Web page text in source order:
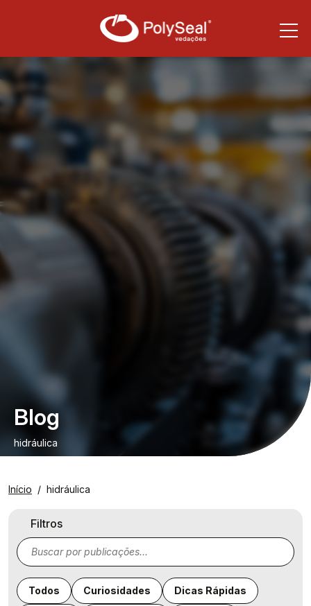
Blog
hidráulica
Início hidráulica
Filtros
Todos Curiosidades Dicas Rápidas